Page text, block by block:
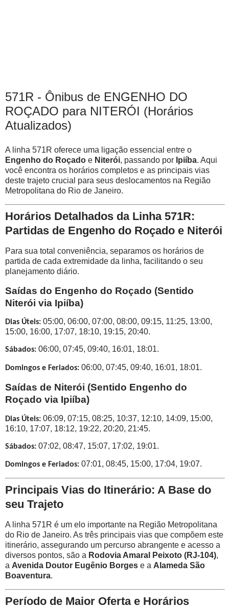
571R - Ônibus de ENGENHO DO
ROÇADO para NITERÓI (Horários
Atualizados)
A linha 571R oferece uma ligação essencial entre o
Engenho do Roçado e Niterói, passando por Ipiíba. Aqui
você encontra os horários completos e as principais vias
deste trajeto crucial para seus deslocamentos na Região
Metropolitana do Rio de Janeiro.
Horários Detalhados da Linha 571R:
Partidas de Engenho do Roçado e Niterói
Para sua total conveniência, separamos os horários de
partida de cada extremidade da linha, facilitando o seu
planejamento diário.
Saídas do Engenho do Roçado (Sentido
Niterói via Ipiíba)
Dias Úteis: 05:00, 06:00, 07:00, 08:00, 09:15, 11:25, 13:00,
15:00, 16:00, 17:07, 18:10, 19:15, 20:40.
Sábados: 06:00, 07:45, 09:40, 16:01, 18:01.
Domingos e Feriados: 06:00, 07:45, 09:40, 16:01, 18:01.
Saídas de Niterói (Sentido Engenho do
Roçado via Ipiíba)
Dias Úteis: 06:09, 07:15, 08:25, 10:37, 12:10, 14:09, 15:00,
16:10, 17:07, 18:12, 19:22, 20:20, 21:45.
Sábados: 07:02, 08:47, 15:07, 17:02, 19:01.
Domingos e Feriados: 07:01, 08:45, 15:00, 17:04, 19:07.
Principais Vias do Itinerário: A Base do
seu Trajeto
A linha 571R é um elo importante na Região Metropolitana
do Rio de Janeiro. As três principais vias que compõem este
itinerário, assegurando um percurso abrangente e acesso a
diversos pontos, são a Rodovia Amaral Peixoto (RJ-104),
a Avenida Doutor Eugênio Borges e a Alameda São
Boaventura.
Período de Maior Oferta e Horários